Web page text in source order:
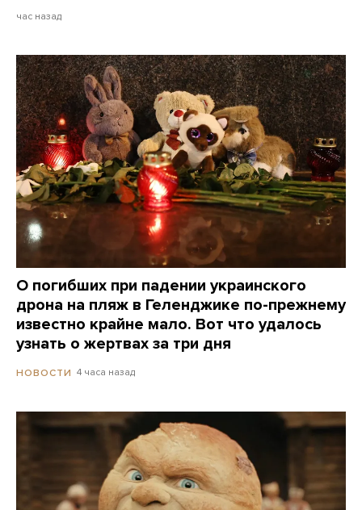
час назад
О погибших при падении украинского
дрона на пляж в Геленджике по-прежнему
известно крайне мало. Вот что удалось
узнать о жертвах за три дня
НОВОСТИ 4 часа назад